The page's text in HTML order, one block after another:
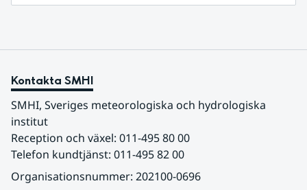
Kontakta SMHI
SMHI, Sveriges meteorologiska och hydrologiska
institut
Reception och växel: 011-495 80 00
Telefon kundtjänst: 011-495 82 00
Organisationsnummer: 202100-0696